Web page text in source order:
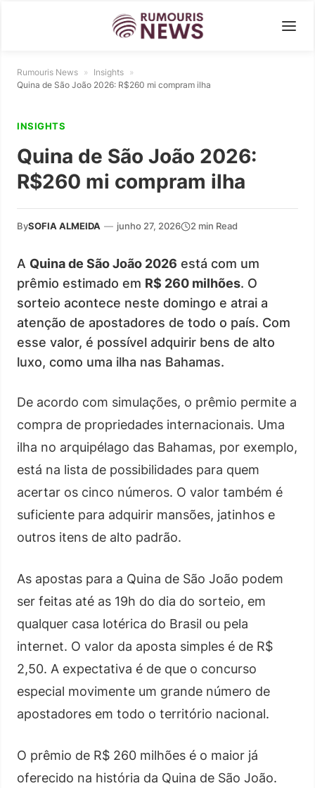
Rumouris News » Insights »
Quina de São João 2026: R$260 mi compram ilha
INSIGHTS
Quina de São João 2026:
R$260 mi compram ilha
BySOFIA ALMEIDA — junho 27, 2026 2 min Read
A Quina de São João 2026 está com um
prêmio estimado em R$ 260 milhões. O
sorteio acontece neste domingo e atrai a
atenção de apostadores de todo o país. Com
esse valor, é possível adquirir bens de alto
luxo, como uma ilha nas Bahamas.
De acordo com simulações, o prêmio permite a
compra de propriedades internacionais. Uma
ilha no arquipélago das Bahamas, por exemplo,
está na lista de possibilidades para quem
acertar os cinco números. O valor também é
suficiente para adquirir mansões, jatinhos e
outros itens de alto padrão.
As apostas para a Quina de São João podem
ser feitas até as 19h do dia do sorteio, em
qualquer casa lotérica do Brasil ou pela
internet. O valor da aposta simples é de R$
2,50. A expectativa é de que o concurso
especial movimente um grande número de
apostadores em todo o território nacional.
O prêmio de R$ 260 milhões é o maior já
oferecido na história da Quina de São João.